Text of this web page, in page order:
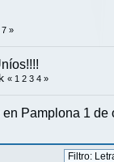
7 »
« 1 2 3 4 »
Pamplona 1 de